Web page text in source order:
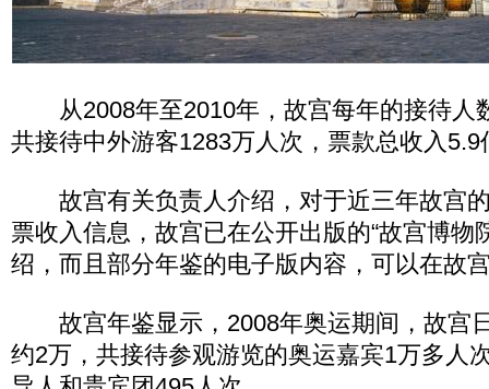
从2008年至2010年，故宫每年的接待人
共接待中外游客1283万人次，票款总收入5.9
故宫有关负责人介绍，对于近三年故宫
票收入信息，故宫已在公开出版的“故宫博物
绍，而且部分年鉴的电子版内容，可以在故
故宫年鉴显示，2008年奥运期间，故宫
约2万，共接待参观游览的奥运嘉宾1万多人